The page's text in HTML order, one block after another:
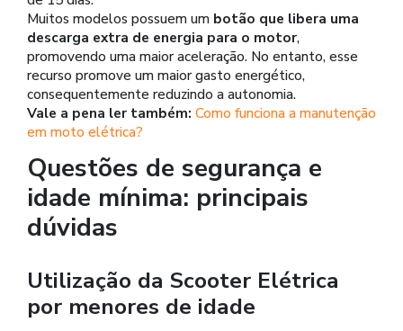
Muitos modelos possuem um botão que libera uma
descarga extra de energia para o motor,
promovendo uma maior aceleração. No entanto, esse
recurso promove um maior gasto energético,
consequentemente reduzindo a autonomia.
Vale a pena ler também: Como funciona a manutenção
em moto elétrica?
Questões de segurança e
idade mínima: principais
dúvidas
Utilização da Scooter Elétrica
por menores de idade